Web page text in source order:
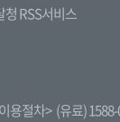
청 RSS서비스
용절차> (유료)